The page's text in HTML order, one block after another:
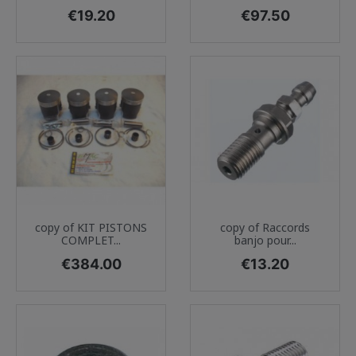
Price
€19.20 Price
€97.50
copy of KIT PISTONS
COMPLET...
Price
€384.00
copy of Raccords
banjo pour...
Price
€13.20